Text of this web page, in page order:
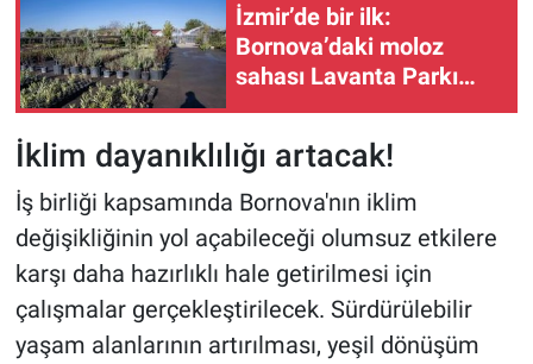
İzmir’de bir ilk:
Bornova’daki moloz
sahası Lavanta Parkı
oluyor!
İklim dayanıklılığı artacak!
İş birliği kapsamında Bornova'nın iklim
değişikliğinin yol açabileceği olumsuz etkilere
karşı daha hazırlıklı hale getirilmesi için
çalışmalar gerçekleştirilecek. Sürdürülebilir
yaşam alanlarının artırılması, yeşil dönüşüm